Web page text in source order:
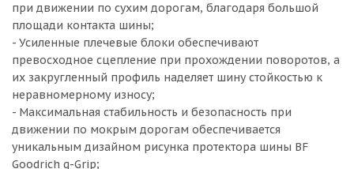
при движении по сухим дорогам, благодаря большой
площади контакта шины;
- Усиленные плечевые блоки обеспечивают
превосходное сцепление при прохождении поворотов, а
их закругленный профиль наделяет шину стойкостью к
неравномерному износу;
- Максимальная стабильность и безопасность при
движении по мокрым дорогам обеспечивается
уникальным дизайном рисунка протектора шины BF
Goodrich g-Grip;